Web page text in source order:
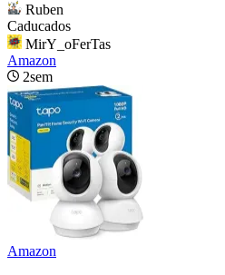
Ruben
Caducados
MirY_oFerTas
Amazon
2sem
Amazon